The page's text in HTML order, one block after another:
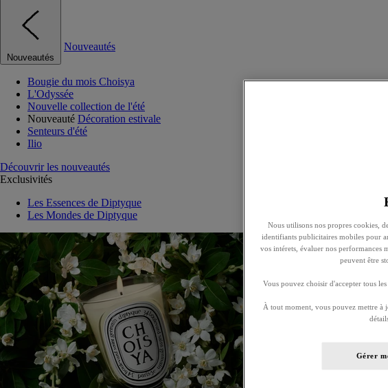
Nouveautés
Nouveautés
Bougie du mois Choisya
L'Odyssée
Nouvelle collection de l'été
Nouveauté Décoration estivale
Senteurs d'été
Ilio
Découvrir les nouveautés
Exclusivités
Les Essences de Diptyque
Les Mondes de Diptyque
Nous utilisons nos propres cookies,
identifiants publicitaires mobiles pour
vos intérets, évaluer nos performances
peuvent être
Vous pouvez choisir d'accepter tous
À tout moment, vous pouvez mettre à
Gérer